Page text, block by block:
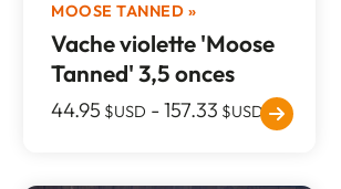
MOOSE TANNED »
Vache violette 'Moose
Tanned' 3,5 onces
44.95 $USD -157.33 $USD